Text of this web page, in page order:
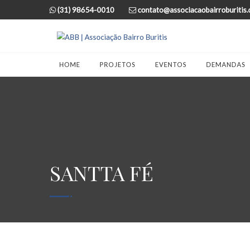
(31) 98654-0010
HOME PROJETOS EVENTOS DEMANDAS
SANTTA FÉ